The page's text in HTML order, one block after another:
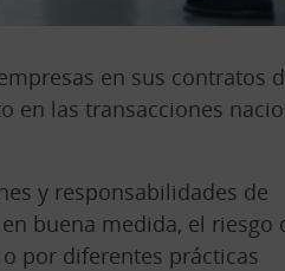
en sus contratos
en las transacciones
y responsabilidades de
buena medida, el riesgo
por diferentes prácticas